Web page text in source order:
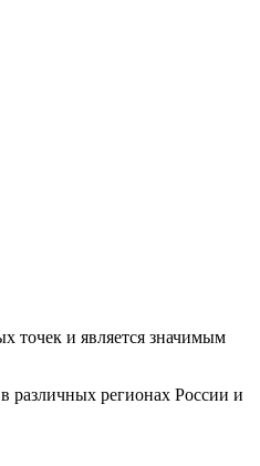
точек и является значимым
различных регионах России и